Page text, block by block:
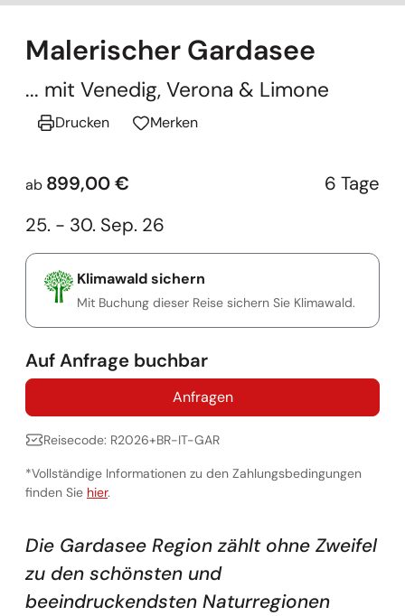
Malerischer Gardasee
... mit Venedig, Verona & Limone
Drucken Merken
Die Gardasee Region zählt ohne Zweifel
zu den schönsten und
beeindruckendsten Naturregionen
ab 899,00 €
6 Tage
25. - 30. Sep. 26
Klimawald sichern
Mit Buchung dieser Reise sichern Sie Klimawald.
Auf Anfrage buchbar
Anfragen
Reisecode: R2026+BR-IT-GAR
*Vollständige Informationen zu den Zahlungsbedingungen
finden Sie Vollständige Informationen zu den
hier.